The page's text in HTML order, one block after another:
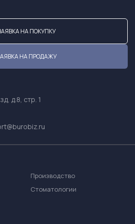
НА ПОКУПКУ
НА ПРОДАЖУ
д.8, стр. 1
Производство
Стоматологии